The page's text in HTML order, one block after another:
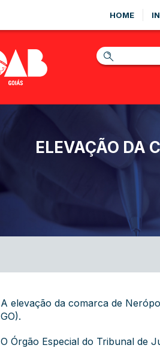
HOME
ELEVAÇÃO DA
A elevação da comarca de
GO).
O Órgão Especial do Tribunal de